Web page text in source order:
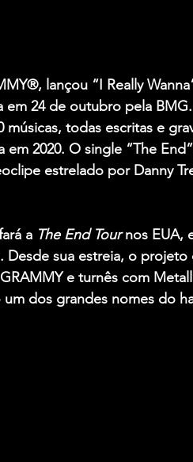
lançou “I Really
em 24 de outubro pela BMG
músicas, todas escritas e
2020. O single “The
estrelado por Danny
a The End Tour nos EUA,
Desde sua estreia, o
e turnês com
dos grandes nomes do